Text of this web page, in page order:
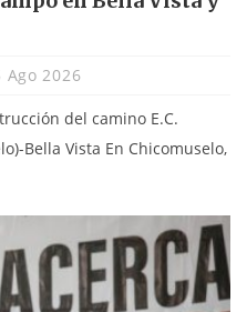
Ago 2026
del camino E.C.
Bella Vista En Chicomuselo,